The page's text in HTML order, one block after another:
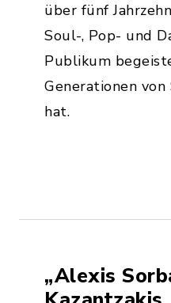
über fünf
Soul-, Pop- und
Publikum
Generationen
hat.
„Alexis